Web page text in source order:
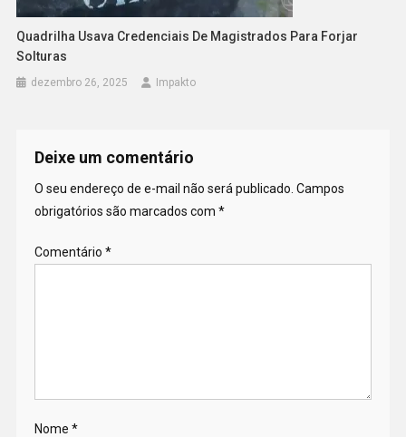
Quadrilha Usava Credenciais De Magistrados Para Forjar
Solturas
dezembro 26, 2025 Impakto
Deixe um comentário
O seu endereço de e-mail não será publicado. Campos
obrigatórios são marcados com *
Comentário *
Nome *